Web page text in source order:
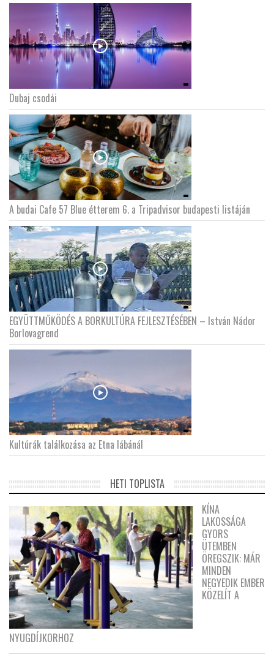
Dubaj csodái
A budai Cafe 57 Blue étterem 6. a Tripadvisor budapesti listáján
EGYÜTTMŰKÖDÉS A BORKULTÚRA FEJLESZTÉSÉBEN – István Nádor
Borlovagrend
Kultúrák találkozása az Etna lábánál
HETI TOPLISTA
KÍNA
LAKOSSÁGA
GYORS
ÜTEMBEN
ÖREGSZIK: MÁR
MINDEN
NEGYEDIK EMBER
KÖZELÍT A
NYUGDÍJKORHOZ